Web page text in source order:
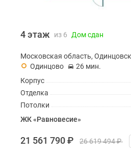
4 этаж из 6 Дом сдан
Московская область,
Одинцово
26 мин.
Корпус
Отделка
Потолки
ЖК «Равновесие»
21 561 790₽ 26 619 494₽